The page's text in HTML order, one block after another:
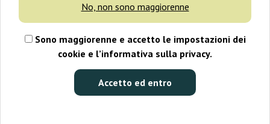
No, non sono maggiorenne
Sono maggiorenne e accetto le impostazioni dei
cookie e l’informativa sulla privacy.
Accetto ed entro